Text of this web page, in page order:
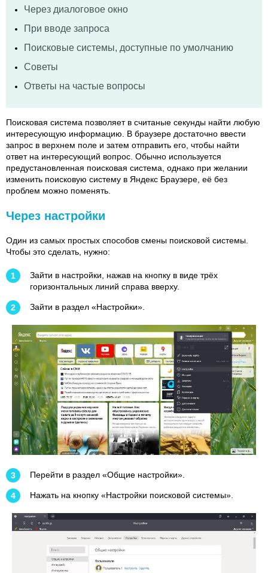
Через диалоговое окно
При вводе запроса
Поисковые системы, доступные по умолчанию
Советы
Ответы на частые вопросы
Поисковая система позволяет в считаные секунды найти любую
интересующую информацию. В браузере достаточно ввести
запрос в верхнем поле и затем отправить его, чтобы найти
ответ на интересующий вопрос. Обычно используется
предустановленная поисковая система, однако при желании
изменить поисковую систему в Яндекс Браузере, её без
проблем можно поменять.
Через настройки
Один из самых простых способов смены поисковой системы.
Чтобы это сделать, нужно:
Зайти в настройки, нажав на кнопку в виде трёх
горизонтальных линий справа вверху.
Зайти в раздел «Настройки».
Перейти в раздел «Общие настройки».
Нажать на кнопку «Настройки поисковой системы».